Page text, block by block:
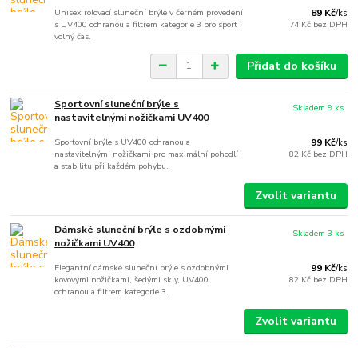
Unisex rolovací sluneční brýle v černém provedení
s UV400 ochranou a filtrem kategorie 3 pro sport i
volný čas.
89 Kč/ks
74 Kč bez DPH
Přidat do košíku
Sportovní sluneční brýle s
nastavitelnými nožičkami UV400
Sportovní brýle s UV400 ochranou a
nastavitelnými nožičkami pro maximální pohodlí
a stabilitu při každém pohybu.
99 Kč/ks
82 Kč bez DPH
Skladem 9 ks
Zvolit variantu
Dámské sluneční brýle s ozdobnými
nožičkami UV400
Elegantní dámské sluneční brýle s ozdobnými
kovovými nožičkami, šedými skly, UV400
ochranou a filtrem kategorie 3.
99 Kč/ks
82 Kč bez DPH
Skladem 3 ks
Zvolit variantu